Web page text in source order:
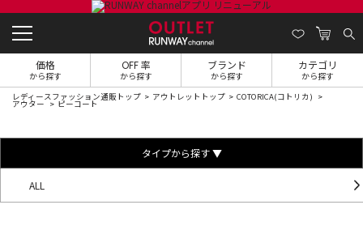
価格
から探す
OFF 率
から探す
ブランド
から探す
カテゴリ
から探す
レディースファッション通販トップ アウトレットトップ COTORICA(コトリカ)
アウター ピーコート
タイプから探す ▼
ALL